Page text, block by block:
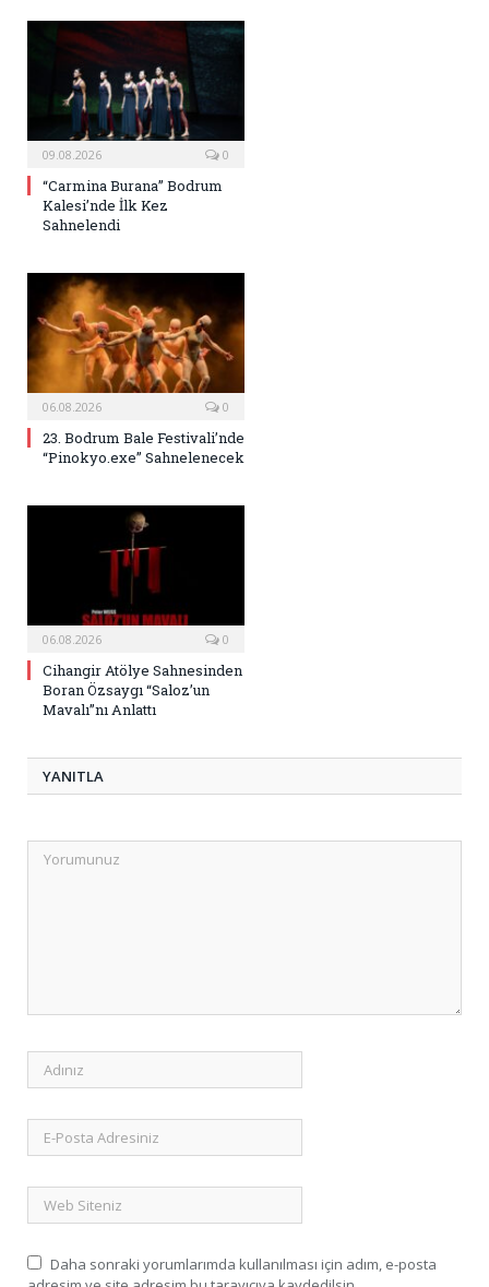
09.08.2026 0
“Carmina Burana” Bodrum
Kalesi’nde İlk Kez
Sahnelendi
06.08.2026 0
23. Bodrum Bale Festivali’nde
“Pinokyo.exe” Sahnelenecek
06.08.2026 0
Cihangir Atölye Sahnesinden
Boran Özsaygı “Saloz’un
Mavalı”nı Anlattı
YANITLA
Daha sonraki yorumlarımda kullanılması için adım, e-posta